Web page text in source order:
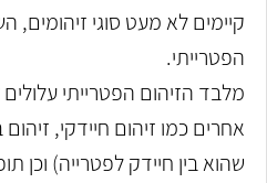
קיימים לא מעט סוגי זיהומים,
הפטרייתי.
מלבד הזיהום הפטרייתי
אחרים כמו זיהום חיידקי, זיהום
שהוא בין חיידק לפטרייה) וכן